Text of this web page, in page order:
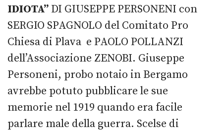
IDIOTA” DI GIUSEPPE PERSONENI con
SERGIO SPAGNOLO del Comitato Pro
Chiesa di Plava e PAOLO POLLANZI
dell’Associazione ZENOBI. Giuseppe
Personeni, probo notaio in Bergamo
avrebbe potuto pubblicare le sue
memorie nel 1919 quando era facile
parlare male della guerra. Scelse di